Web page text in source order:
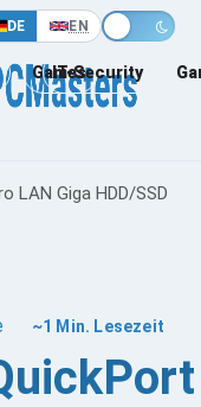
DE EN
Games
IT-Security
LAN Giga HDD/SSD
~1 Min. Lesezeit